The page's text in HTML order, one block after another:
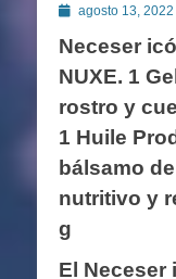
Publicado
agosto 13, 2022
Neceser
NUXE. 1
rostro y
1 Huile
bálsamo
nutritivo y
g
El Neceser